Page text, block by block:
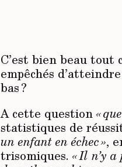
C’est bien beau tout
empêchés
bas ?
A cette question «
statistiques de
un enfant en échec »,
trisomiques. « Il n’y